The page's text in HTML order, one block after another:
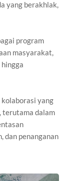
yang berakhlak,
program
masyarakat,
yang
terutama dalam
dan penanganan